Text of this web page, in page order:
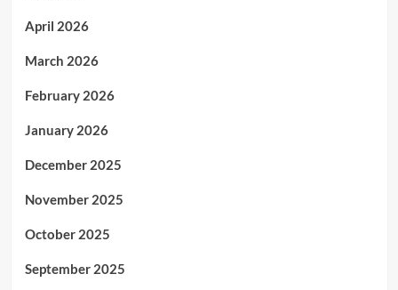
April 2026
March 2026
February 2026
January 2026
December 2025
November 2025
October 2025
September 2025